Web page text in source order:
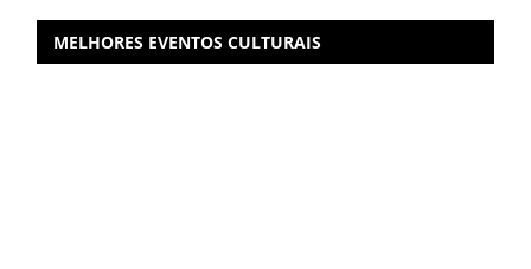
MELHORES EVENTOS CULTURAIS